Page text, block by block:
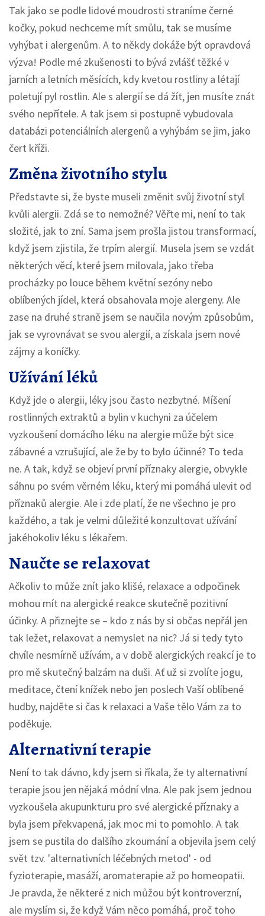
Tak jako se podle lidové moudrosti straníme černé
kočky, pokud nechceme mít smůlu, tak se musíme
vyhýbat i alergenům. A to někdy dokáže být opravdová
výzva! Podle mé zkušenosti to bývá zvlášť těžké v
jarních a letních měsících, kdy kvetou rostliny a létají
poletují pyl rostlin. Ale s alergií se dá žít, jen musíte znát
svého nepřítele. A tak jsem si postupně vybudovala
databázi potenciálních alergenů a vyhýbám se jim, jako
čert kříži.
Změna životního stylu
Představte si, že byste museli změnit svůj životní styl
kvůli alergii. Zdá se to nemožné? Věřte mi, není to tak
složité, jak to zní. Sama jsem prošla jistou transformací,
když jsem zjistila, že trpím alergií. Musela jsem se vzdát
některých věcí, které jsem milovala, jako třeba
procházky po louce během květní sezóny nebo
oblíbených jídel, která obsahovala moje alergeny. Ale
zase na druhé straně jsem se naučila novým způsobům,
jak se vyrovnávat se svou alergií, a získala jsem nové
zájmy a koníčky.
Užívání léků
Když jde o alergii, léky jsou často nezbytné. Míšení
rostlinných extraktů a bylin v kuchyni za účelem
vyzkoušení domácího léku na alergie může být sice
zábavné a vzrušující, ale že by to bylo účinné? To teda
ne. A tak, když se objeví první příznaky alergie, obvykle
sáhnu po svém věrném léku, který mi pomáhá ulevit od
příznaků alergie. Ale i zde platí, že ne všechno je pro
každého, a tak je velmi důležité konzultovat užívání
jakéhokoliv léku s lékařem.
Naučte se relaxovat
Ačkoliv to může znít jako klišé, relaxace a odpočinek
mohou mít na alergické reakce skutečně pozitivní
účinky. A přiznejte se – kdo z nás by si občas nepřál jen
tak ležet, relaxovat a nemyslet na nic? Já si tedy tyto
chvíle nesmírně užívám, a v době alergických reakcí je to
pro mě skutečný balzám na duši. Ať už si zvolíte jogu,
meditace, čtení knížek nebo jen poslech Vaší oblíbené
hudby, najděte si čas k relaxaci a Vaše tělo Vám za to
poděkuje.
Alternativní terapie
Není to tak dávno, kdy jsem si říkala, že ty alternativní
terapie jsou jen nějaká módní vlna. Ale pak jsem jednou
vyzkoušela akupunkturu pro své alergické příznaky a
byla jsem překvapená, jak moc mi to pomohlo. A tak
jsem se pustila do dalšího zkoumání a objevila jsem celý
svět tzv. 'alternativních léčebných metod' - od
fyzioterapie, masáží, aromaterapie až po homeopatii.
Je pravda, že některé z nich můžou být kontroverzní,
ale myslím si, že když Vám něco pomáhá, proč toho